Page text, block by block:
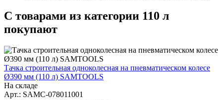
С товарами из категории 110 л
покупают
Тачка строительная одноколесная на пневматическом колесе
Ø390 мм (110 л) SAMTOOLS
На складе
Арт.: SAMC-078011001